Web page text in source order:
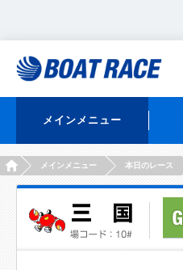
メインメニュー
HOMEメインメニュー 本日のレース